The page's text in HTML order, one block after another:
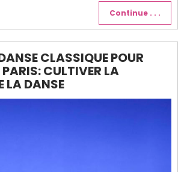
Continue . . .
CLASSIQUE POUR
CULTIVER LA
LA DANSE